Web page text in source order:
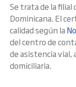
Se trata de la filial
Dominicana. El
calidad según la
del centro de
de asistencia vial,
domiciliaria.